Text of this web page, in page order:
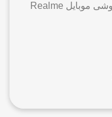
جدیدترین نسل گلس برای گوشی موبایل Realme